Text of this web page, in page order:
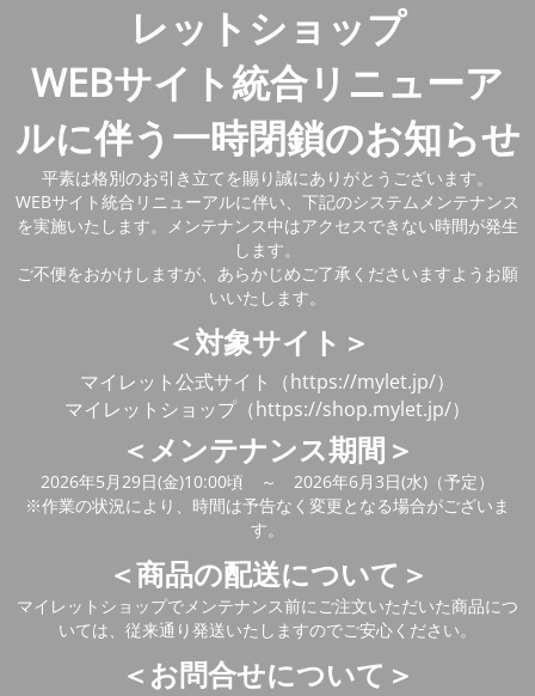
レットショップ
WEBサイト統合リニューア
ルに伴う一時閉鎖のお知らせ
平素は格別のお引き立てを賜り誠にありがとうございます。
WEBサイト統合リニューアルに伴い、下記のシステムメンテナンス
を実施いたします。メンテナンス中はアクセスできない時間が発生
します。
ご不便をおかけしますが、あらかじめご了承くださいますようお願
いいたします。
＜対象サイト＞
マイレット公式サイト（https://mylet.jp/）
マイレットショップ（https://shop.mylet.jp/）
＜メンテナンス期間＞
2026年5月29日(金)10:00頃 ～ 2026年6月3日(水)（予定）
※作業の状況により、時間は予告なく変更となる場合がございま
す。
＜商品の配送について＞
マイレットショップでメンテナンス前にご注文いただいた商品につ
いては、従来通り発送いたしますのでご安心ください。
＜お問合せについて＞